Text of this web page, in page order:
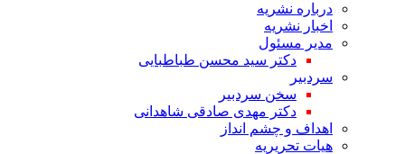
درباره نشریه
اخبار نشریه
مدیر مسئول
دکتر سید محسن طباطبایی
سردبیر
سخن سردبیر
دکتر مهدی صادقی شاهدانی
اهداف و چشم انداز
هیات تحریریه